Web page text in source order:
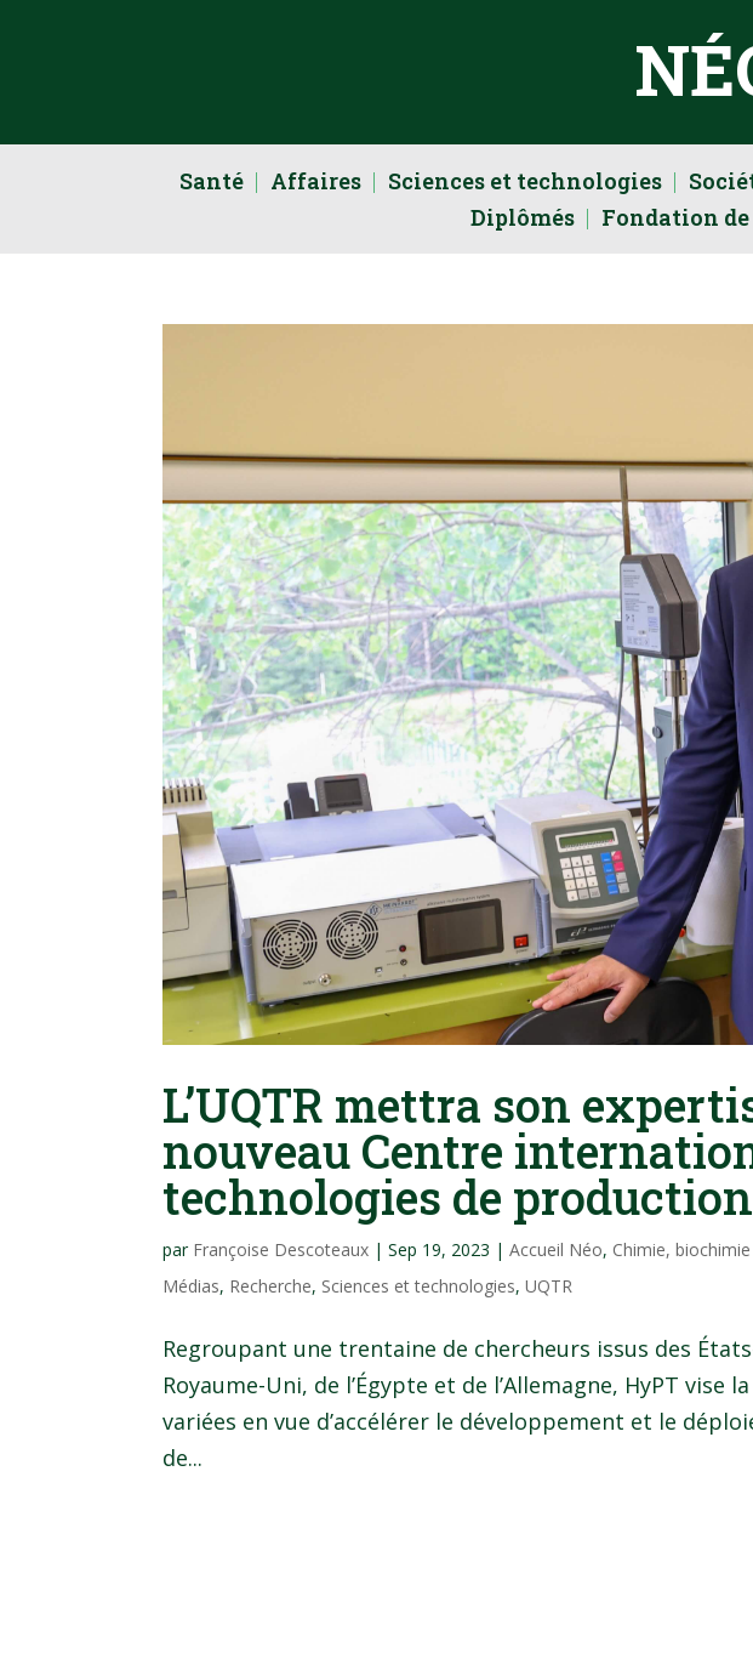
Santé Affaires Sciences et technologies
Diplômés
Fondation de
L’UQTR mettra son
nouveau Centre
technologies de
par Françoise Descoteaux |Sep 19, 2023 |Accueil Néo, Chimie,
Médias, Recherche, Sciences et technologies,UQTR
Regroupant une trentaine de chercheurs issus des
Royaume-Uni, de l’Égypte et de l’Allemagne, HyPT vise
variées en vue d’accélérer le développement et le
de...